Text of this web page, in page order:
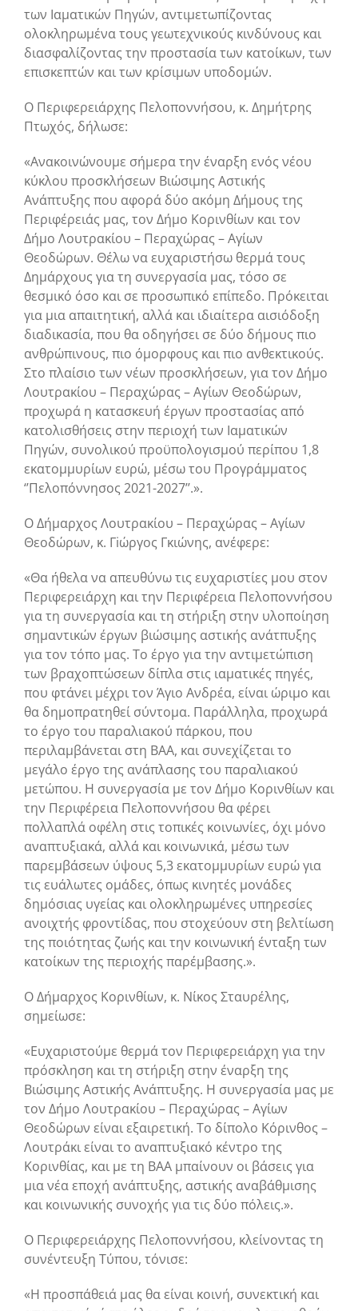
των Ιαματικών Πηγών, αντιμετωπίζοντας
ολοκληρωμένα τους γεωτεχνικούς κινδύνους και
διασφαλίζοντας την προστασία των κατοίκων, των
επισκεπτών και των κρίσιμων υποδομών.
Ο Περιφερειάρχης Πελοποννήσου, κ. Δημήτρης
Πτωχός, δήλωσε:
«Ανακοινώνουμε σήμερα την έναρξη ενός νέου
κύκλου προσκλήσεων Βιώσιμης Αστικής
Ανάπτυξης που αφορά δύο ακόμη Δήμους της
Περιφέρειάς μας, τον Δήμο Κορινθίων και τον
Δήμο Λουτρακίου – Περαχώρας – Αγίων
Θεοδώρων. Θέλω να ευχαριστήσω θερμά τους
Δημάρχους για τη συνεργασία μας, τόσο σε
θεσμικό όσο και σε προσωπικό επίπεδο. Πρόκειται
για μια απαιτητική, αλλά και ιδιαίτερα αισιόδοξη
διαδικασία, που θα οδηγήσει σε δύο δήμους πιο
ανθρώπινους, πιο όμορφους και πιο ανθεκτικούς.
Στο πλαίσιο των νέων προσκλήσεων, για τον Δήμο
Λουτρακίου – Περαχώρας – Αγίων Θεοδώρων,
προχωρά η κατασκευή έργων προστασίας από
κατολισθήσεις στην περιοχή των Ιαματικών
Πηγών, συνολικού προϋπολογισμού περίπου 1,8
εκατομμυρίων ευρώ, μέσω του Προγράμματος
‘’Πελοπόννησος 2021-2027’’.».
Ο Δήμαρχος Λουτρακίου – Περαχώρας – Αγίων
Θεοδώρων, κ. Γiώργος Γκιώνης, ανέφερε:
«Θα ήθελα να απευθύνω τις ευχαριστίες μου στον
Περιφερειάρχη και την Περιφέρεια Πελοποννήσου
για τη συνεργασία και τη στήριξη στην υλοποίηση
σημαντικών έργων βιώσιμης αστικής ανάτπυξης
για τον τόπο μας. Το έργο για την αντιμετώπιση
των βραχοπτώσεων δίπλα στις ιαματικές πηγές,
που φτάνει μέχρι τον Άγιο Ανδρέα, είναι ώριμο και
θα δημοπρατηθεί σύντομα. Παράλληλα, προχωρά
το έργο του παραλιακού πάρκου, που
περιλαμβάνεται στη ΒΑΑ, και συνεχίζεται το
μεγάλο έργο της ανάπλασης του παραλιακού
μετώπου. Η συνεργασία με τον Δήμο Κορινθίων και
την Περιφέρεια Πελοποννήσου θα φέρει
πολλαπλά οφέλη στις τοπικές κοινωνίες, όχι μόνο
αναπτυξιακά, αλλά και κοινωνικά, μέσω των
παρεμβάσεων ύψους 5,3 εκατομμυρίων ευρώ για
τις ευάλωτες ομάδες, όπως κινητές μονάδες
δημόσιας υγείας και ολοκληρωμένες υπηρεσίες
ανοιχτής φροντίδας, που στοχεύουν στη βελτίωση
της ποιότητας ζωής και την κοινωνική ένταξη των
κατοίκων της περιοχής παρέμβασης.».
Ο Δήμαρχος Κορινθίων, κ. Νίκος Σταυρέλης,
σημείωσε:
«Ευχαριστούμε θερμά τον Περιφερειάρχη για την
πρόσκληση και τη στήριξη στην έναρξη της
Βιώσιμης Αστικής Ανάπτυξης. Η συνεργασία μας με
τον Δήμο Λουτρακίου – Περαχώρας – Αγίων
Θεοδώρων είναι εξαιρετική. Το δίπολο Κόρινθος –
Λουτράκι είναι το αναπτυξιακό κέντρο της
Κορινθίας, και με τη ΒΑΑ μπαίνουν οι βάσεις για
μια νέα εποχή ανάπτυξης, αστικής αναβάθμισης
και κοινωνικής συνοχής για τις δύο πόλεις.».
Ο Περιφερειάρχης Πελοποννήσου, κλείνοντας τη
συνέντευξη Τύπου, τόνισε:
«Η προσπάθειά μας θα είναι κοινή, συνεκτική και